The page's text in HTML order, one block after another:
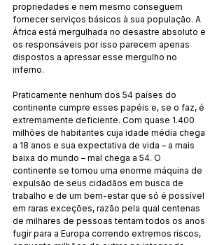
propriedades e nem mesmo conseguem
fornecer serviços básicos à sua população. A
África está mergulhada no desastre absoluto e
os responsáveis ​​por isso parecem apenas
dispostos a apressar esse mergulho no
inferno.
Praticamente nenhum dos 54 países do
continente cumpre esses papéis e, se o faz, é
extremamente deficiente. Com quase 1.400
milhões de habitantes cuja idade média chega
a 18 anos e sua expectativa de vida – a mais
baixa do mundo – mal chega a 54. O
continente se tornou uma enorme máquina de
expulsão de seus cidadãos em busca de
trabalho e de um bem-estar que só é possível
em raras exceções, razão pela qual centenas
de milhares de pessoas tentam todos os anos
fugir para a Europa correndo extremos riscos,